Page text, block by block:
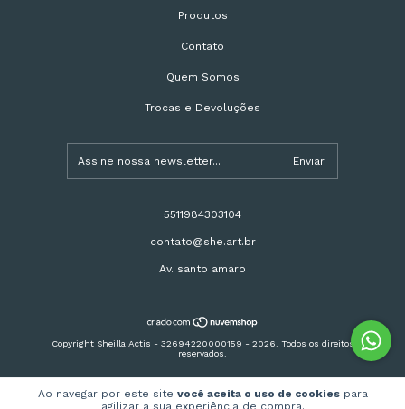
Ao navegar por este site você aceita o uso de cookiespara
agilizar a sua experiência de compra.
Produtos
Contato
Quem Somos
Trocas e Devoluções
5511984303104
contato@she.art.br
Av. santo amaro
Copyright Sheilla Actis - 32694220000159 - 2026. Todos os direitos
reservados.